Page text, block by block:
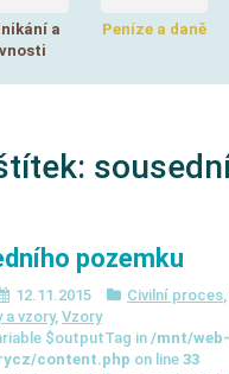
a
Peníze a daně
pozemku
12.11.2015 Civilní proces,
a vzory, Vzory
$outputTag in/mnt/
content.php on line 33